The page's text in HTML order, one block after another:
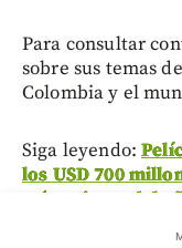
Para consultar
sobre sus temas
Colombia y el
Siga leyendo:
los USD 700
más exitoso del año